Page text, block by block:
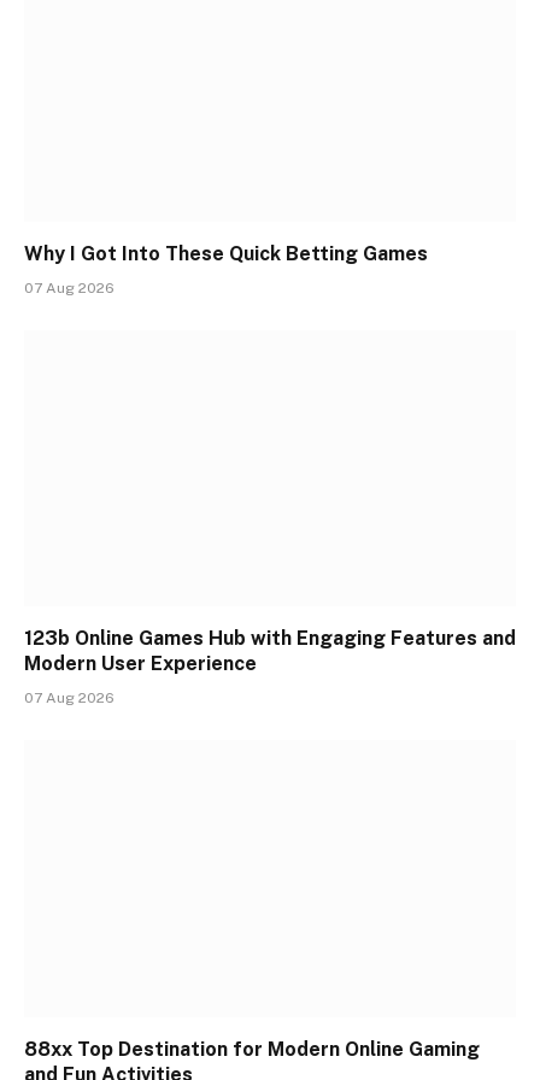
Why I Got Into These Quick Betting Games
07 Aug 2026
123b Online Games Hub with Engaging Features and
Modern User Experience
07 Aug 2026
88xx Top Destination for Modern Online Gaming
and Fun Activities